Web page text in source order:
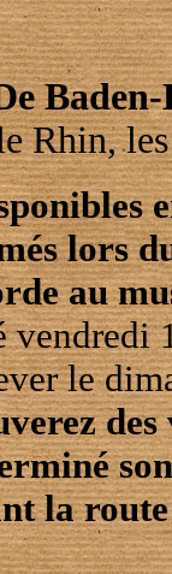
Rhin,
lors
au
le
des
la